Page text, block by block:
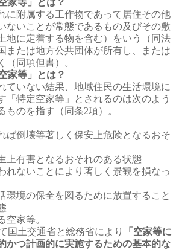
家等」とは？
に附属する工作物であって居住その他
ないことが常態であるもの及びその敷
地に定着する物を含む）をいう（同法
または地方公共団体が所有し、または
（同項但書）。
家等」とは？
ていない結果、地域住民の生活環境に
「特定空家等」とされるのは次のよう
ものを指す（同条2項）。
ば倒壊等著しく保安上危険となるおそ
上有害となるおそれのある状態
れないことにより著しく景観を損なっ
境の保全を図るために放置すること
空家等。
国土交通省と総務省により
「空家等に
かつ計画的に実施するための基本的な